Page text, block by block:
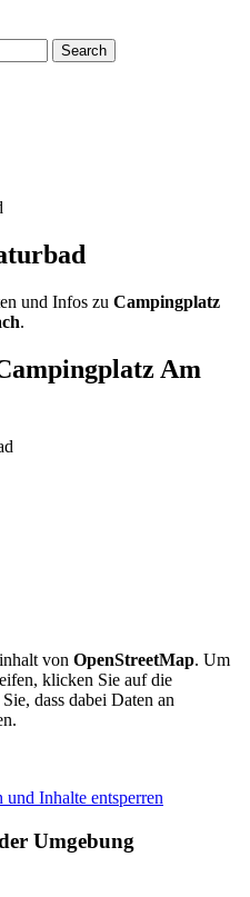
Search
und Infos zu Campingplatz
.
Am
von OpenStreetMap. Um
klicken Sie auf die
dass dabei Daten an
Inhalte entsperren
Umgebung